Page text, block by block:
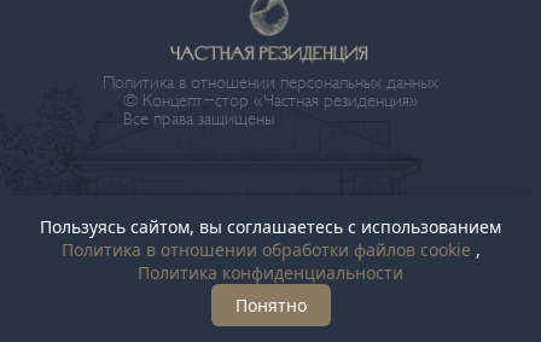
Пользуясь сайтом, вы соглашаетесь с использованием
Политика в отношении обработки файлов cookie ,
Политика конфиденциальности
Понятно
Политика в отношении персональных данных
© Концепт-стор «Частная резиденция»
Все права защищены